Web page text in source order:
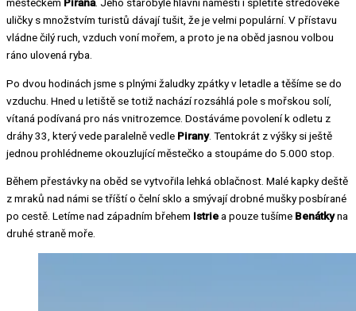
uličky s množstvím turistů dávají tušit, že je velmi populární. V přístavu
vládne čilý ruch, vzduch voní mořem, a proto je na oběd jasnou volbou
ráno ulovená ryba.
Po dvou hodinách jsme s plnými žaludky zpátky v letadle a těšíme se do
vzduchu. Hned u letiště se totiž nachází rozsáhlá pole s mořskou solí,
vítaná podívaná pro nás vnitrozemce. Dostáváme povolení k odletu z
dráhy 33, který vede paralelně vedle Pirany. Tentokrát z výšky si ještě
jednou prohlédneme okouzlující městečko a stoupáme do 5.000 stop.
Během přestávky na oběd se vytvořila lehká oblačnost. Malé kapky deště
z mraků nad námi se tříští o čelní sklo a smývají drobné mušky posbírané
po cestě. Letíme nad západním břehem Istriea pouze tušíme Benátkyna
druhé straně moře.